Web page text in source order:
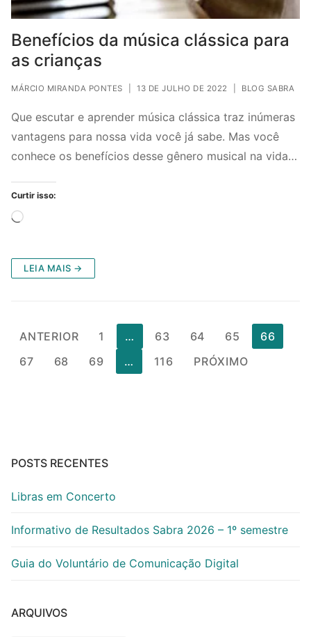
Benefícios da música clássica para
as crianças
MÁRCIO MIRANDA PONTES 13 DE JULHO DE 2022 BLOG SABRA
Que escutar e aprender música clássica traz inúmeras
vantagens para nossa vida você já sabe. Mas você
conhece os benefícios desse gênero musical na vida…
Curtir isso:
Carregando...
LEIA MAIS →
Paginação
de
ANTERIOR 1 … 63 64 65
66
67
68 69 … 116 PRÓXIMO
POSTS RECENTES
Libras em Concerto
Informativo de Resultados Sabra 2026 – 1º semestre
Guia do Voluntário de Comunicação Digital
ARQUIVOS